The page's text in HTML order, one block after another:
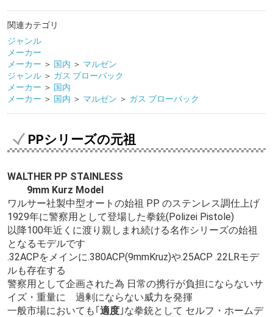
関連カテゴリ
ジャンル
メーカー
メーカー ＞ 国内 ＞ マルゼン
ジャンル ＞ ガス ブローバック
メーカー ＞ 国内
メーカー ＞ 国内 ＞ マルゼン ＞ ガス ブローバック
PPシリーズの元祖
WALTHER PP STAINLESS
9mm Kurz Model
ワルサー社製中型オートの始祖 PP のステンレス調仕上げ
1929年に警察用として登場した拳銃(Polizei Pistole)
以降100年近くに渡り親しまれ続ける名作シリーズの始祖
となるモデルです
.32ACPをメインに.380ACP(9mmKruz)や.25ACP .22LRモデ
ルも存在する
警察用として企画された為 日常の携行が負担にならないサ
イズ・重量に 過剰にならない威力を発揮
一般市場においても｢適度 ｣な拳銃として セルフ・ホームデ